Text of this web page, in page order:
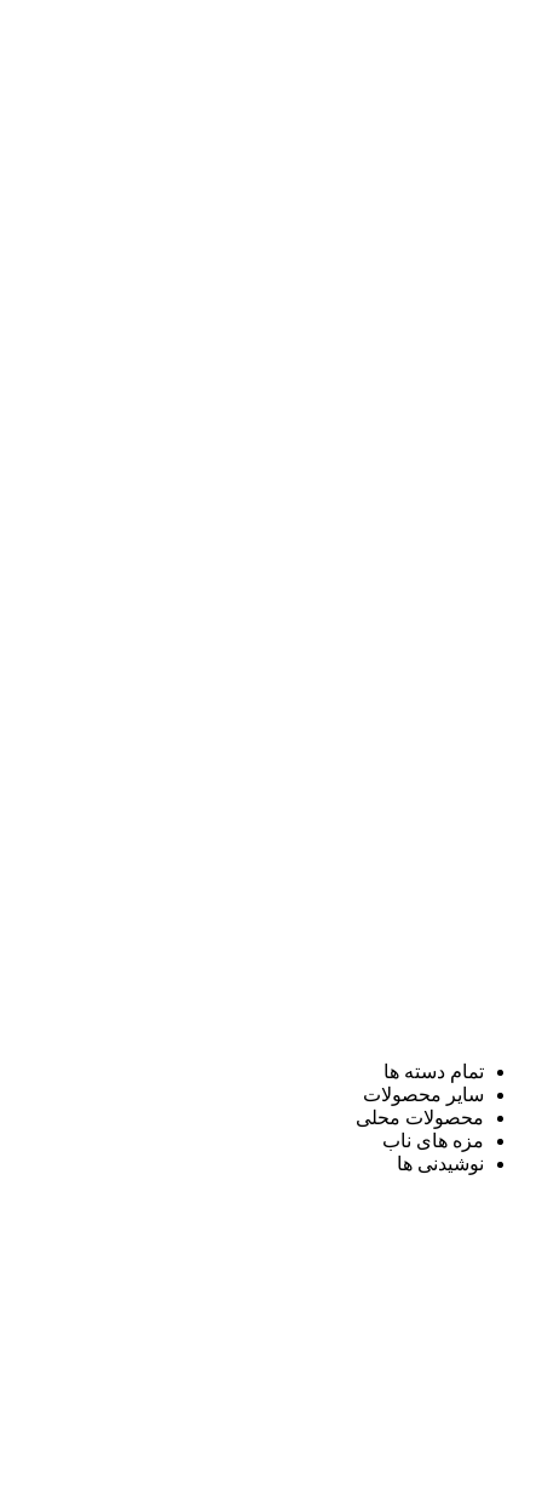
تمام دسته ها
سایر محصولات
محصولات محلی
مزه های ناب
نوشیدنی ها